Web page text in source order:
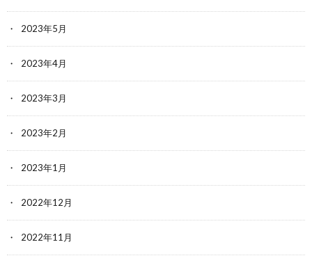
2023年5月
2023年4月
2023年3月
2023年2月
2023年1月
2022年12月
2022年11月